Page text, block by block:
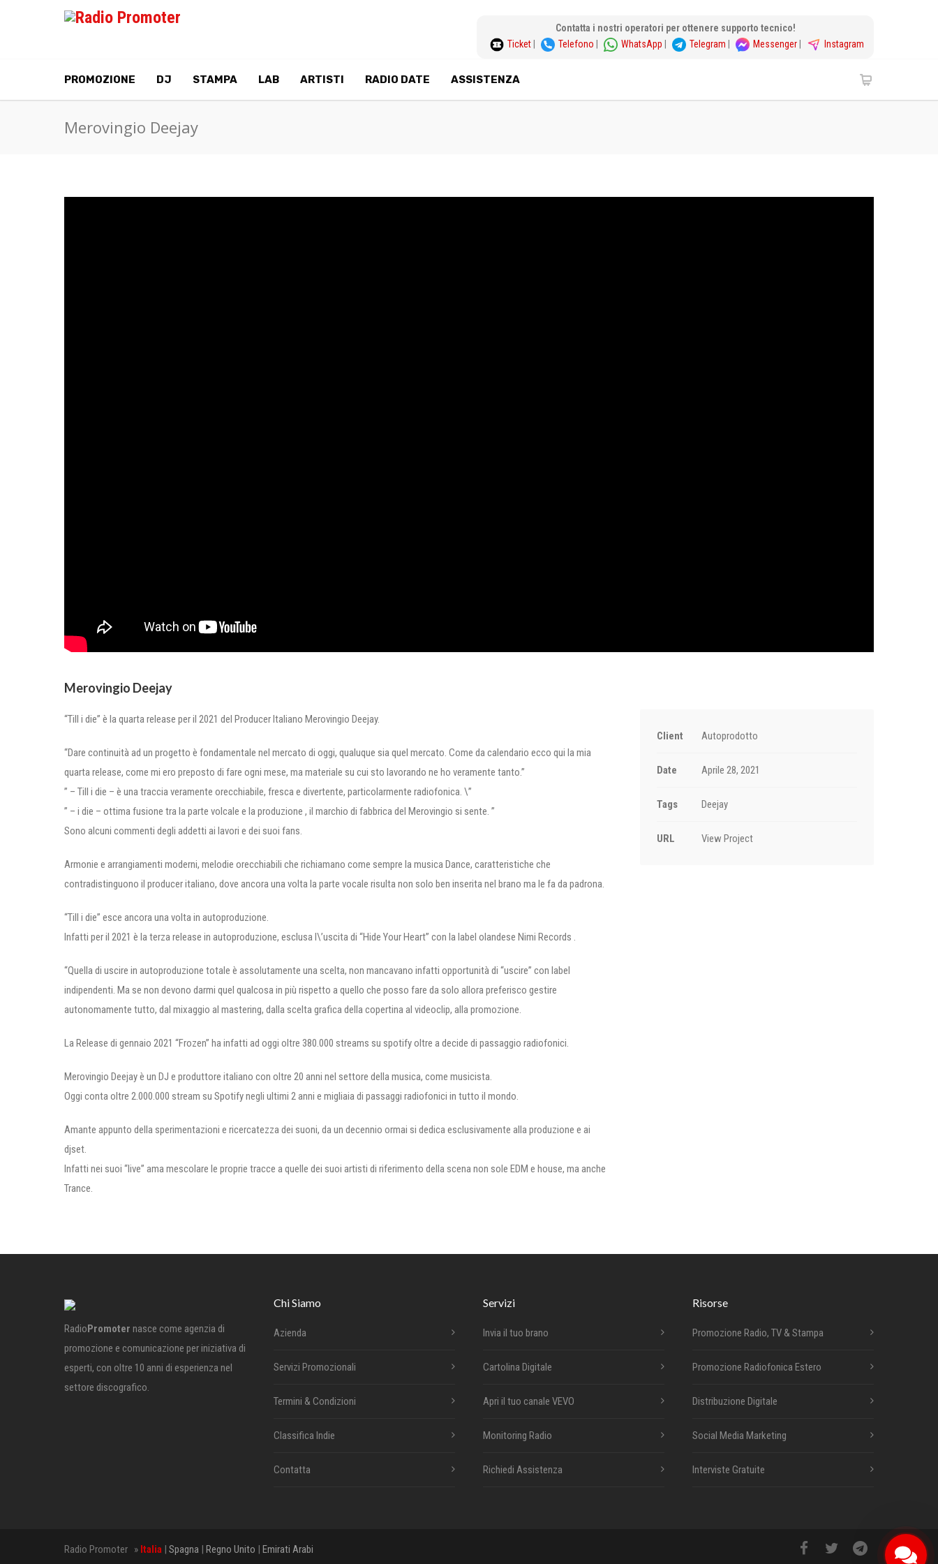
Contatta i nostri operatori per ottenere supporto tecnico!
Ticket
Telefono WhatsApp Telegram Messenger Instagram
PROMOZIONE DJ STAMPA LAB ARTISTI RADIO DATE ASSISTENZA
Merovingio Deejay
Merovingio Deejay
“Till i die” è la quarta release per il 2021 del Producer Italiano Merovingio Deejay.
“Dare continuità ad un progetto è fondamentale nel mercato di oggi, qualuque sia quel mercato. Come da calendario ecco qui la mia
quarta release, come mi ero preposto di fare ogni mese, ma materiale su cui sto lavorando ne ho veramente tanto.”
” – Till i die – è una traccia veramente orecchiabile, fresca e divertente, particolarmente radiofonica. \”
” – i die – ottima fusione tra la parte volcale e la produzione , il marchio di fabbrica del Merovingio si sente. ”
Sono alcuni commenti degli addetti ai lavori e dei suoi fans.
Armonie e arrangiamenti moderni, melodie orecchiabili che richiamano come sempre la musica Dance, caratteristiche che
contradistinguono il producer italiano, dove ancora una volta la parte vocale risulta non solo ben inserita nel brano ma le fa da padrona.
“Till i die” esce ancora una volta in autoproduzione.
Infatti per il 2021 è la terza release in autoproduzione, esclusa l\’uscita di “Hide Your Heart” con la label olandese Nimi Records .
“Quella di uscire in autoproduzione totale è assolutamente una scelta, non mancavano infatti opportunità di “uscire” con label
indipendenti. Ma se non devono darmi quel qualcosa in più rispetto a quello che posso fare da solo allora preferisco gestire
autonomamente tutto, dal mixaggio al mastering, dalla scelta grafica della copertina al videoclip, alla promozione.
La Release di gennaio 2021 “Frozen” ha infatti ad oggi oltre 380.000 streams su spotify oltre a decide di passaggio radiofonici.
Merovingio Deejay è un DJ e produttore italiano con oltre 20 anni nel settore della musica, come musicista.
Oggi conta oltre 2.000.000 stream su Spotify negli ultimi 2 anni e migliaia di passaggi radiofonici in tutto il mondo.
Amante appunto della sperimentazioni e ricercatezza dei suoni, da un decennio ormai si dedica esclusivamente alla produzione e ai
djset.
Infatti nei suoi “live” ama mescolare le proprie tracce a quelle dei suoi artisti di riferimento della scena non sole EDM e house, ma anche
Trance.
Client Autoprodotto
Date Aprile 28, 2021
Tags Deejay
URL View Project
Radio Promoter nasce come agenzia di
promozione e comunicazione per iniziativa di
esperti, con oltre 10 anni di esperienza nel
settore discografico.
Chi Siamo
Azienda
Servizi Promozionali
Termini & Condizioni
Classifica Indie
Contatta
Servizi
Invia il tuo brano
Cartolina Digitale
Apri il tuo canale VEVO
Monitoring Radio
Richiedi Assistenza
Risorse
Promozione Radio, TV & Stampa
Promozione Radiofonica Estero
Distribuzione Digitale
Social Media Marketing
Interviste Gratuite
Radio Promoter » Italia Spagna Regno Unito
Emirati Arabi